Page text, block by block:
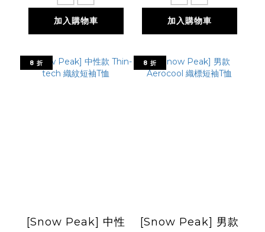
(PT45365)
加入購物車
(PT45390)
加入購物車
8 折
[Snow Peak] 中性
8 折
[Snow Peak] 男款